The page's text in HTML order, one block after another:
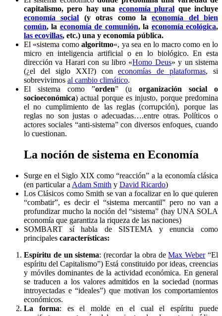
capitalismo, pero hay una economía plural que incluye
economía social (y otras como laeconomía del bien
común, la economía de comunión, la economía ecológica,
las ecovillas, etc.) una y economía pública.
El «sistema comoalgoritmo«, ya sea en lo macro como en lo
micro en inteligencia artificial o en lo biológico. En esta
dirección va Harari con su libro «Homo Deus» y un sistema
(¿el del siglo XXI?) coneconomías de plataformas, si
sobrevivimos al cambio climático.
El sistema como ”orden” (u organización social o
socioeconómica) actual porque es injusto, porque predomina
el no cumplimiento de las reglas (corrupción), porque las
reglas no son justas o adecuadas….entre otras. Políticos o
actores sociales “anti-sistema” con diversos enfoques, cuando
lo cuestionan.
La noción de sistema en Economía
Surge en el Siglo XIX como “reacción” a la economía clásica
(en particular a Adam Smith y David Ricardo)
Los Clásicos como Smith se van a focalizar en lo que quieren
“combatir”, es decir el “sistema mercantil” pero no van a
profundizar mucho la noción del “sistema” (hay UNA SOLA
economía que garantiza la riqueza de las naciones)
SOMBART sí habla de SISTEMA y enuncia como
principales características:
Espíritu de un sistema: (recordar la obra deMax Weber“El
espíritu del Capitalismo”) Está constituido por ideas, creencias
y móviles dominantes de la actividad económica. En general
se traducen a los valores admitidos en la sociedad (normas
introyectadas e “ideales”) que motivan los comportamientos
económicos.
La forma: es el molde en el cual el espíritu puede